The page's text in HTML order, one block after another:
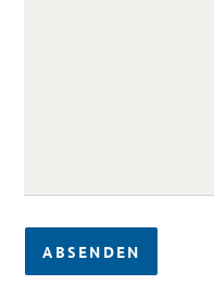
ABSENDEN